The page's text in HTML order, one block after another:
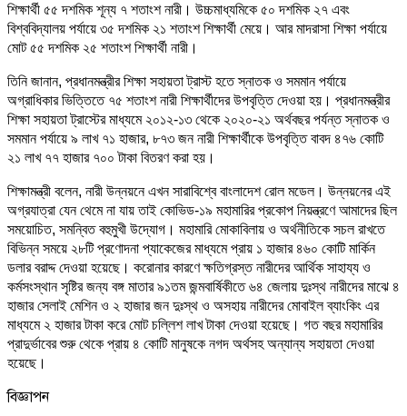
শিক্ষার্থী ৫৫ দশমিক শূন্য ৭ শতাংশ নারী। উচ্চমাধ্যমিকে ৫০ দশমিক ২৭ এবং
বিশ্ববিদ্যালয় পর্যায়ে ৩৫ দশমিক ২১ শতাংশ শিক্ষার্থী মেয়ে। আর মাদরাসা শিক্ষা পর্যায়ে
মোট ৫৫ দশমিক ২৫ শতাংশ শিক্ষার্থী নারী।
তিনি জানান, প্রধানমন্ত্রীর শিক্ষা সহায়তা ট্রাস্ট হতে স্নাতক ও সমমান পর্যায়ে
অগ্রাধিকার ভিত্তিতে ৭৫ শতাংশ নারী শিক্ষার্থীদের উপবৃত্তি দেওয়া হয়। প্রধানমন্ত্রীর
শিক্ষা সহায়তা ট্রাস্টের মাধ্যমে ২০১২-১৩ থেকে ২০২০-২১ অর্থবছর পর্যন্ত স্নাতক ও
সমমান পর্যায়ে ৯ লাখ ৭১ হাজার, ৮৭৩ জন নারী শিক্ষার্থীকে উপবৃত্তি বাবদ ৪৭৬ কোটি
২১ লাখ ৭৭ হাজার ৭০০ টাকা বিতরণ করা হয়।
শিক্ষামন্ত্রী বলেন, নারী উন্নয়নে এখন সারাবিশ্বে বাংলাদেশ রোল মডেল। উন্নয়নের এই
অগ্রযাত্রা যেন থেমে না যায় তাই কোভিড-১৯ মহামারির প্রকোপ নিয়ন্ত্রণে আমাদের ছিল
সময়োচিত, সমন্বিত বহুমুখী উদ্যোগ। মহামারি মোকাবিলায় ও অর্থনীতিকে সচল রাখতে
বিভিন্ন সময়ে ২৮টি প্রণোদনা প্যাকেজের মাধ্যমে প্রায় ১ হাজার ৪৬০ কোটি মার্কিন
ডলার বরাদ্দ দেওয়া হয়েছে। করোনার কারণে ক্ষতিগ্রস্ত নারীদের আর্থিক সাহায্য ও
কর্মসংস্থান সৃষ্টির জন্য বঙ্গ মাতার ৯১তম জন্মবার্ষিকীতে ৬৪ জেলায় দুঃস্থ নারীদের মাঝে ৪
হাজার সেলাই মেশিন ও ২ হাজার জন দুঃস্থ ও অসহায় নারীদের মোবাইল ব্যাংকিং এর
মাধ্যমে ২ হাজার টাকা করে মোট চল্লিশ লাখ টাকা দেওয়া হয়েছে। গত বছর মহামারির
প্রাদুর্ভাবের শুরু থেকে প্রায় ৪ কোটি মানুষকে নগদ অর্থসহ অন্যান্য সহায়তা দেওয়া
হয়েছে।
বিজ্ঞাপন